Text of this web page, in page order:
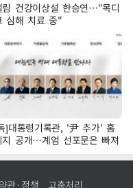
림 건강이상설 한승연…"목디
심해 치료 중"
]대통령기록관, '尹 추가' 홈
지 공개…계엄 선포문은 빠져
약관·정책 고충처리